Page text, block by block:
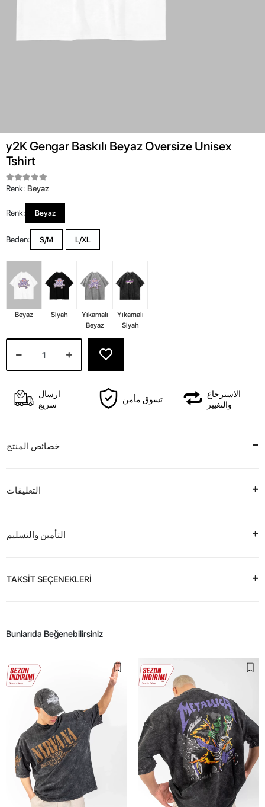
y2K Gengar Baskılı Beyaz Oversize Unisex
Tshirt
Renk: Beyaz
Renk: Beyaz
Beden: S/M L/XL
Beyaz Siyah
Yıkamalı
Beyaz
Yıkamalı
Siyah
ارسال
سريع
تسوق مأمن
الاسترجاع
والتغيير
خصائص المنتج
التعليقات
التأمين والتسليم
TAKSİT SEÇENEKLERİ
Bunlarıda Beğenebilirsiniz